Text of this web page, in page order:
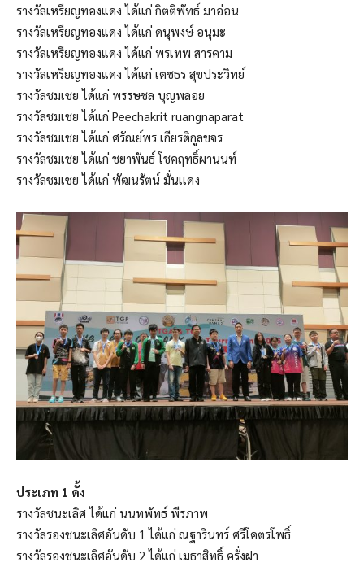
รางวัลเหรียญทองแดง ได้แก่ กิตติพัทธ์ มาอ่อน
รางวัลเหรียญทองแดง ได้แก่ ดนุพงษ์ อนุมะ
รางวัลเหรียญทองแดง ได้แก่ พรเทพ สารคาม
รางวัลเหรียญทองแดง ได้แก่ เตชธร สุขประวิทย์
รางวัลชมเชย ได้แก่ พรรษชล บุญพลอย
รางวัลชมเชย ได้แก่ Peechakrit ruangnaparat
รางวัลชมเชย ได้แก่ ศรัณย์พร เกียรติกูลขจร
รางวัลชมเชย ได้แก่ ชยาพันธ์ โชคฤทธิ์ผานนท์
รางวัลชมเชย ได้แก่ พัฒนรัตน์ มั่นเเดง
ประเภท 1 ดั้ง
รางวัลชนะเลิศ ได้แก่ นนทพัทธ์ พีรภาพ
รางวัลรองชนะเลิศอันดับ 1 ได้แก่ ณฐารินทร์ ศรีโคตรโพธิ์
รางวัลรองชนะเลิศอันดับ 2 ได้แก่ เมธาสิทธิ์ ครั่งฝา